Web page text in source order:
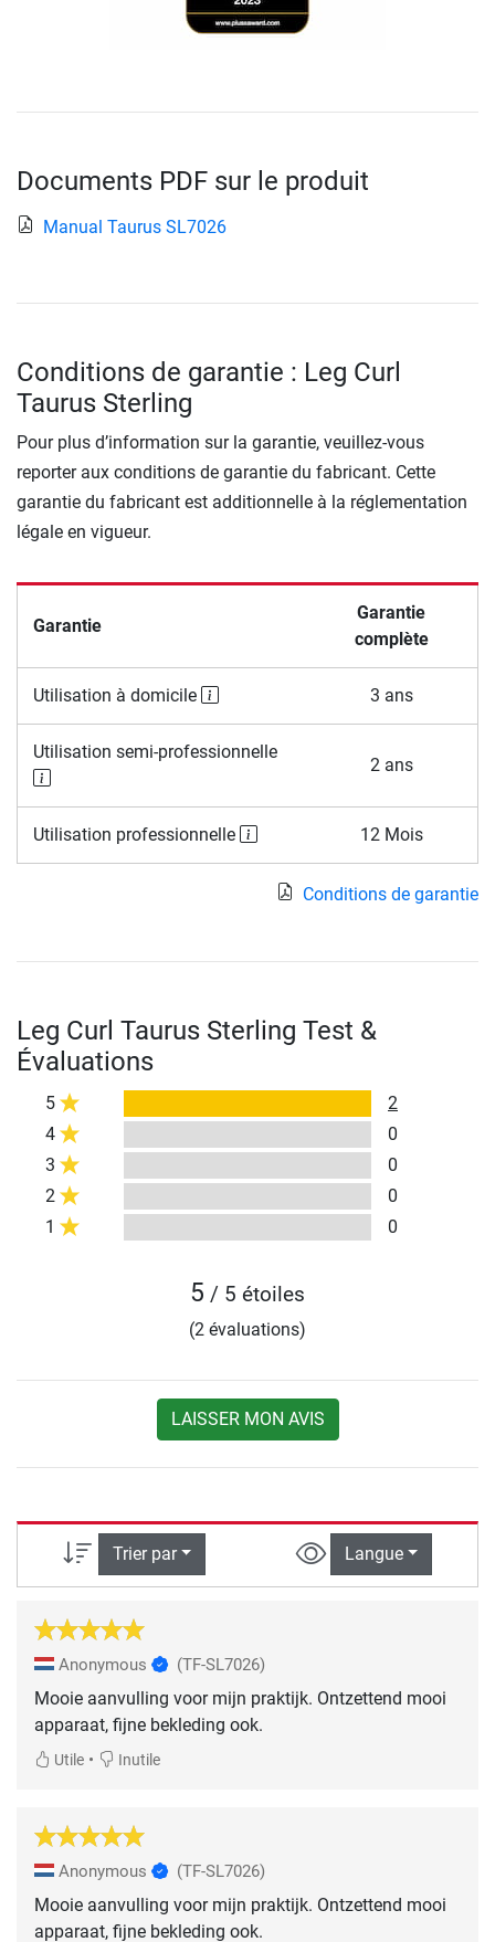
Documents PDF sur le produit
Manual Taurus SL7026
Conditions de garantie : Leg Curl
Taurus Sterling
Pour plus d’information sur la garantie, veuillez-vous
reporter aux conditions de garantie du fabricant. Cette
garantie du fabricant est additionnelle à la réglementation
légale en vigueur.
Garantie
Garantie
complète
Utilisation à domicile 3 ans
Utilisation semi-professionnelle
2 ans
Utilisation professionnelle 12 Mois
Conditions de garantie
Leg Curl Taurus Sterling Test &
Évaluations
5
2
4
0
3
0
2
0
1
0
5 / 5 étoiles
(2 évaluations)
LAISSER MON AVIS
Trier par Langue
Anonymous (TF-SL7026)
Mooie aanvulling voor mijn praktijk. Ontzettend mooi
apparaat, fijne bekleding ook.
Utile • Inutile
Anonymous (TF-SL7026)
Mooie aanvulling voor mijn praktijk. Ontzettend mooi
apparaat, fijne bekleding ook.